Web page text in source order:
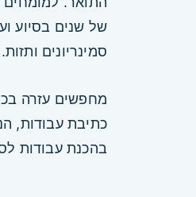
של שנים בסיוע
סמינריונים ותזות.
מחפשים עזרה
כתיבת עבודות,
בהכנת עבודות